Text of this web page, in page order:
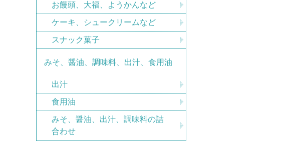
お饅頭、大福、ようかんなど
ケーキ、シュークリームなど
スナック菓子
みそ、醤油、調味料、出汁、食用油
出汁
食用油
みそ、醤油、出汁、調味料の詰
合わせ